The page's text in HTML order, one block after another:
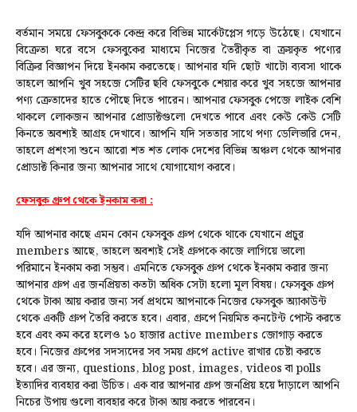
বর্তমান সময়ে ফেসবুককে কেন্দ্র করে বিভিন্ন মার্কেটপ্লেস গড়ে উঠেছে। যেখানে
বিক্রেতা ঘরে বসে ফেসবুকের মাধ্যমে নিজের তৈরীকৃত বা ক্রয়কৃত পণ্যের
বিক্রির বিজ্ঞাপন দিয়ে ইনকাম করতেছে। আপনার যদি ছোট খাটো ব্যবসা থাকে
তাহলে আপনি খুব সহজে সেটির ছবি ফেসবুকে শেয়ার করে খুব সহজে আপনার
পণ্য ক্রেতাদের হাতে পৌছে দিতে পারেন। আপনার ফেসবুক পেজে লাইক বেশি
থাকলে লোকজন আপনার প্রোডাক্টগুলো দেখতে পাবে এবং কেউ কেউ সেটি
কিনতে অবশ্যই আগ্রহ দেখাবে। আপনি যদি সততার সাথে পণ্য ডেলিভারি দেন,
তাহলে প্রশংসা শুনে আরো শত শত লোক দেশের বিভিন্ন অঞ্চল থেকে আপনার
প্রোডাক্ট কিনার জন্য আপনার সাথে যোগাযোগ করবে।
ফেসবুক গ্রুপ থেকে ইনকাম করা :
যদি আপনার কাছে এমন কোন ফেসবুক গ্রুপ থেকে থাকে যেখানে প্রচুর
members আছে, তাহলে অবশ্যই সেই গ্রুপকে কাজে লাগিয়ে ভালো
পরিমানে ইনকাম করা সম্ভব। এমনিতে ফেসবুক গ্রুপ থেকে ইনকাম করার জন্য
আপনার গ্রুপ এর জনপ্রিয়তা কতটা অধিক সেটা হলো মূল বিষয়। ফেসবুক গ্রুপ
থেকে টাকা আয় করার জন্য সর্ব প্রথমে আপনাকে নিজের ফেসবুক অ্যাকাউন্ট
থেকে একটি গ্রুপ তৈরি করতে হবে। এবার, গ্রুপে নিয়মিত কনটেন্ট পোস্ট করতে
হবে এবং কম করে হলেও ১০ হাজার active members জোগাড় করতে
হবে। নিজের গ্রুপের সদস্যদের সব সময় গ্রুপে active রাখার চেষ্টা করতে
হবে। এর জন্য, questions, blog post, images, videos বা polls
ইত্যাদির ব্যবহার করা উচিত। এক বার আপনার গ্রুপ জনপ্রিয় হয়ে দাঁড়ালে আপনি
নিচের উপায় গুলো ব্যবহার করে টাকা আয় করতে পারবেন।